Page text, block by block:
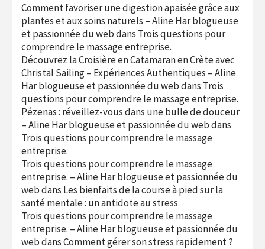
Comment favoriser une digestion apaisée grâce aux
plantes et aux soins naturels – Aline Har blogueuse
et passionnée du webdans Trois questions pour
comprendre le massage entreprise.
Découvrez la Croisière en Catamaran en Crète avec
Christal Sailing – Expériences Authentiques – Aline
Har blogueuse et passionnée du webdans Trois
questions pour comprendre le massage entreprise.
Pézenas : réveillez-vous dans une bulle de douceur
– Aline Har blogueuse et passionnée du webdans
Trois questions pour comprendre le massage
entreprise.
Trois questions pour comprendre le massage
entreprise. – Aline Har blogueuse et passionnée du
webdans Les bienfaits de la course à pied sur la
santé mentale : un antidote au stress
Trois questions pour comprendre le massage
entreprise. – Aline Har blogueuse et passionnée du
webdansComment gérer son stress rapidement ?